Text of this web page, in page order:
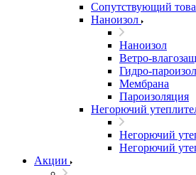
Сопутствующий
Наноизол
Наноизол
Ветро-
Гидро-
Мембрана
Пароизоляция
Негорючий
Негорючий
Негорючий
Акции